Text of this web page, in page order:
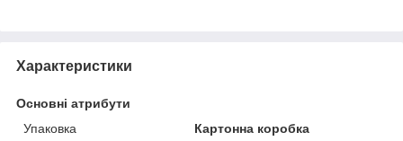
Характеристики
Основні атрибути
Упаковка
Картонна коробка